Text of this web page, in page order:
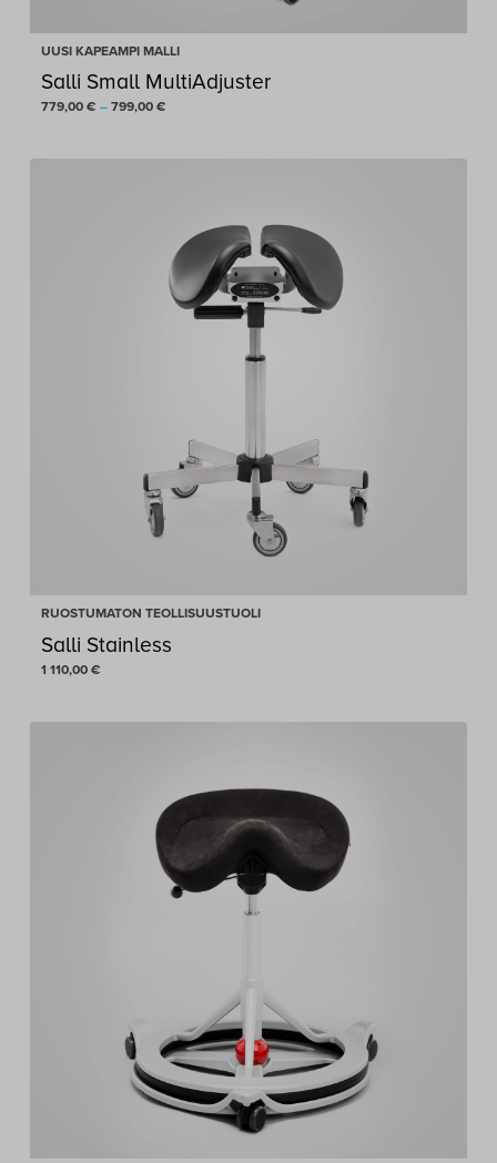
UUSI KAPEAMPI MALLI
Salli Small MultiAdjuster
779,00 € – 799,00 €Hintaluokka:
RUOSTUMATON TEOLLISUUSTUOLI
Salli Stainless
1 110,00 €